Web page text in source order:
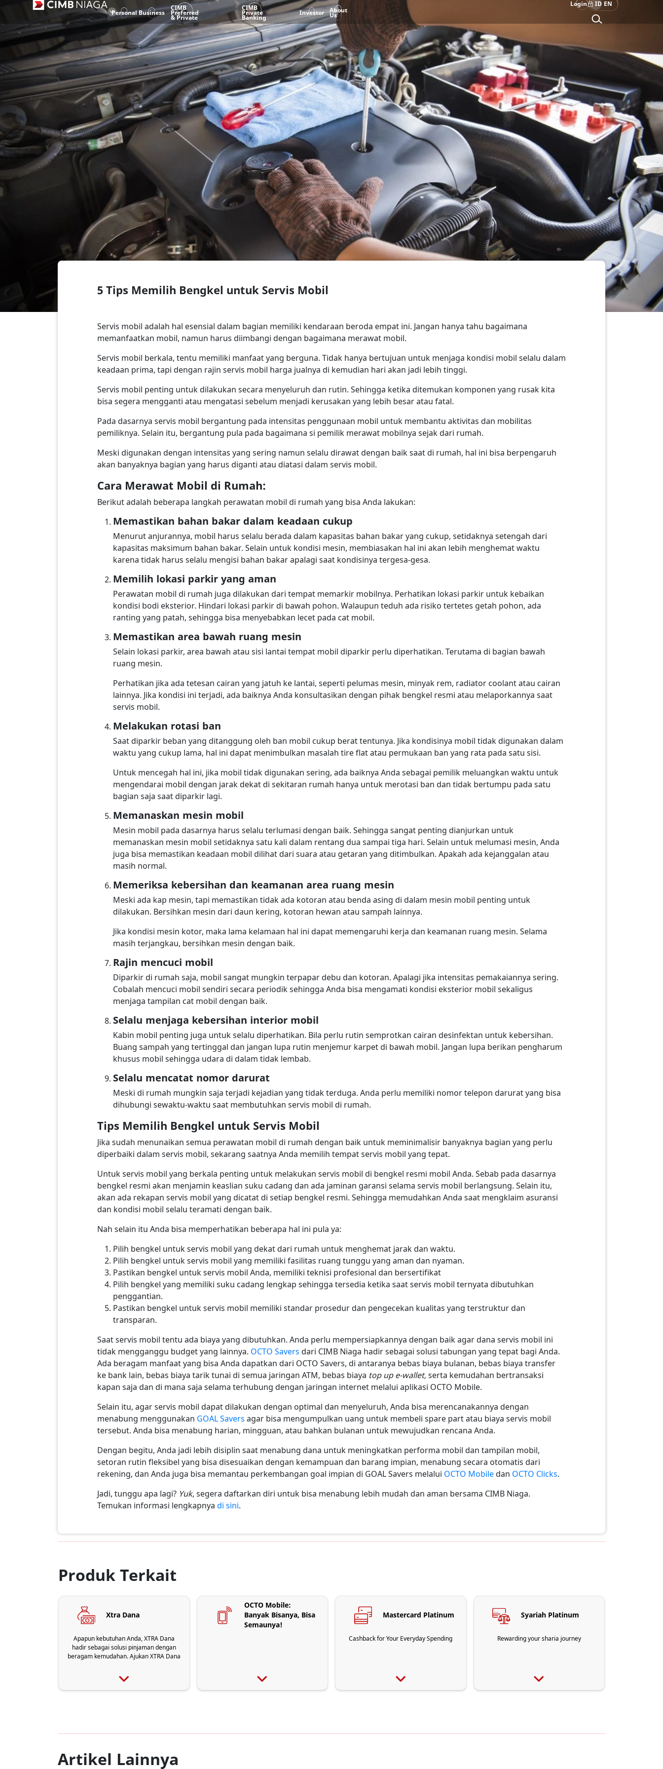
Personal Business
CIMB
Preferred
& Private
CIMB
Private
Banking
Investor About
Us
Login ID EN
5 Tips Memilih Bengkel untuk Servis Mobil
Servis mobil adalah hal esensial dalam bagian memiliki kendaraan beroda empat ini. Jangan hanya tahu bagaimana
memanfaatkan mobil, namun harus diimbangi dengan bagaimana merawat mobil.
Servis mobil berkala, tentu memiliki manfaat yang berguna. Tidak hanya bertujuan untuk menjaga kondisi mobil selalu dalam
keadaan prima, tapi dengan rajin servis mobil harga jualnya di kemudian hari akan jadi lebih tinggi.
Servis mobil penting untuk dilakukan secara menyeluruh dan rutin. Sehingga ketika ditemukan komponen yang rusak kita
bisa segera mengganti atau mengatasi sebelum menjadi kerusakan yang lebih besar atau fatal.
Pada dasarnya servis mobil bergantung pada intensitas penggunaan mobil untuk membantu aktivitas dan mobilitas
pemiliknya. Selain itu, bergantung pula pada bagaimana si pemilik merawat mobilnya sejak dari rumah.
Meski digunakan dengan intensitas yang sering namun selalu dirawat dengan baik saat di rumah, hal ini bisa berpengaruh
akan banyaknya bagian yang harus diganti atau diatasi dalam servis mobil.
Cara Merawat Mobil di Rumah:
Berikut adalah beberapa langkah perawatan mobil di rumah yang bisa Anda lakukan:
Memastikan bahan bakar dalam keadaan cukup
Menurut anjurannya, mobil harus selalu berada dalam kapasitas bahan bakar yang cukup, setidaknya setengah dari
kapasitas maksimum bahan bakar. Selain untuk kondisi mesin, membiasakan hal ini akan lebih menghemat waktu
karena tidak harus selalu mengisi bahan bakar apalagi saat kondisinya tergesa-gesa.
Memilih lokasi parkir yang aman
Perawatan mobil di rumah juga dilakukan dari tempat memarkir mobilnya. Perhatikan lokasi parkir untuk kebaikan
kondisi bodi eksterior. Hindari lokasi parkir di bawah pohon. Walaupun teduh ada risiko tertetes getah pohon, ada
ranting yang patah, sehingga bisa menyebabkan lecet pada cat mobil.
Memastikan area bawah ruang mesin
Selain lokasi parkir, area bawah atau sisi lantai tempat mobil diparkir perlu diperhatikan. Terutama di bagian bawah
ruang mesin.
Perhatikan jika ada tetesan cairan yang jatuh ke lantai, seperti pelumas mesin, minyak rem, radiator coolant atau cairan
lainnya. Jika kondisi ini terjadi, ada baiknya Anda konsultasikan dengan pihak bengkel resmi atau melaporkannya saat
servis mobil.
Melakukan rotasi ban
Saat diparkir beban yang ditanggung oleh ban mobil cukup berat tentunya. Jika kondisinya mobil tidak digunakan dalam
waktu yang cukup lama, hal ini dapat menimbulkan masalah tire flat atau permukaan ban yang rata pada satu sisi.
Untuk mencegah hal ini, jika mobil tidak digunakan sering, ada baiknya Anda sebagai pemilik meluangkan waktu untuk
mengendarai mobil dengan jarak dekat di sekitaran rumah hanya untuk merotasi ban dan tidak bertumpu pada satu
bagian saja saat diparkir lagi.
Memanaskan mesin mobil
Mesin mobil pada dasarnya harus selalu terlumasi dengan baik. Sehingga sangat penting dianjurkan untuk
memanaskan mesin mobil setidaknya satu kali dalam rentang dua sampai tiga hari. Selain untuk melumasi mesin, Anda
juga bisa memastikan keadaan mobil dilihat dari suara atau getaran yang ditimbulkan. Apakah ada kejanggalan atau
masih normal.
Memeriksa kebersihan dan keamanan area ruang mesin
Meski ada kap mesin, tapi memastikan tidak ada kotoran atau benda asing di dalam mesin mobil penting untuk
dilakukan. Bersihkan mesin dari daun kering, kotoran hewan atau sampah lainnya.
Jika kondisi mesin kotor, maka lama kelamaan hal ini dapat memengaruhi kerja dan keamanan ruang mesin. Selama
masih terjangkau, bersihkan mesin dengan baik.
Rajin mencuci mobil
Diparkir di rumah saja, mobil sangat mungkin terpapar debu dan kotoran. Apalagi jika intensitas pemakaiannya sering.
Cobalah mencuci mobil sendiri secara periodik sehingga Anda bisa mengamati kondisi eksterior mobil sekaligus
menjaga tampilan cat mobil dengan baik.
Selalu menjaga kebersihan interior mobil
Kabin mobil penting juga untuk selalu diperhatikan. Bila perlu rutin semprotkan cairan desinfektan untuk kebersihan.
Buang sampah yang tertinggal dan jangan lupa rutin menjemur karpet di bawah mobil. Jangan lupa berikan pengharum
khusus mobil sehingga udara di dalam tidak lembab.
Selalu mencatat nomor darurat
Meski di rumah mungkin saja terjadi kejadian yang tidak terduga. Anda perlu memiliki nomor telepon darurat yang bisa
dihubungi sewaktu-waktu saat membutuhkan servis mobil di rumah.
Tips Memilih Bengkel untuk Servis Mobil
Jika sudah menunaikan semua perawatan mobil di rumah dengan baik untuk meminimalisir banyaknya bagian yang perlu
diperbaiki dalam servis mobil, sekarang saatnya Anda memilih tempat servis mobil yang tepat.
Untuk servis mobil yang berkala penting untuk melakukan servis mobil di bengkel resmi mobil Anda. Sebab pada dasarnya
bengkel resmi akan menjamin keaslian suku cadang dan ada jaminan garansi selama servis mobil berlangsung. Selain itu,
akan ada rekapan servis mobil yang dicatat di setiap bengkel resmi. Sehingga memudahkan Anda saat mengklaim asuransi
dan kondisi mobil selalu teramati dengan baik.
Nah selain itu Anda bisa memperhatikan beberapa hal ini pula ya:
Pilih bengkel untuk servis mobil yang dekat dari rumah untuk menghemat jarak dan waktu.
Pilih bengkel untuk servis mobil yang memiliki fasilitas ruang tunggu yang aman dan nyaman.
Pastikan bengkel untuk servis mobil Anda, memiliki teknisi profesional dan bersertifikat
Pilih bengkel yang memiliki suku cadang lengkap sehingga tersedia ketika saat servis mobil ternyata dibutuhkan
penggantian.
Pastikan bengkel untuk servis mobil memiliki standar prosedur dan pengecekan kualitas yang terstruktur dan
transparan.
Saat servis mobil tentu ada biaya yang dibutuhkan. Anda perlu mempersiapkannya dengan baik agar dana servis mobil ini
tidak mengganggu budget yang lainnya. OCTO Savers dari CIMB Niaga hadir sebagai solusi tabungan yang tepat bagi Anda.
Ada beragam manfaat yang bisa Anda dapatkan dari OCTO Savers, di antaranya bebas biaya bulanan, bebas biaya transfer
ke bank lain, bebas biaya tarik tunai di semua jaringan ATM, bebas biaya top up e-wallet,serta kemudahan bertransaksi
kapan saja dan di mana saja selama terhubung dengan jaringan internet melalui aplikasi OCTO Mobile.
Selain itu, agar servis mobil dapat dilakukan dengan optimal dan menyeluruh, Anda bisa merencanakannya dengan
menabung menggunakan GOAL Savers agar bisa mengumpulkan uang untuk membeli spare part atau biaya servis mobil
tersebut. Anda bisa menabung harian, mingguan, atau bahkan bulanan untuk mewujudkan rencana Anda.
Dengan begitu, Anda jadi lebih disiplin saat menabung dana untuk meningkatkan performa mobil dan tampilan mobil,
setoran rutin fleksibel yang bisa disesuaikan dengan kemampuan dan barang impian, menabung secara otomatis dari
rekening, dan Anda juga bisa memantau perkembangan goal impian di GOAL Savers melalui OCTO Mobiledan OCTO Clicks.
Jadi, tunggu apa lagi? Yuk, segera daftarkan diri untuk bisa menabung lebih mudah dan aman bersama CIMB Niaga.
Temukan informasi lengkapnya di sini.
Produk Terkait
Xtra Dana
Apapun kebutuhan Anda, XTRA Dana
hadir sebagai solusi pinjaman dengan
beragam kemudahan. Ajukan XTRA Dana
OCTO Mobile:
Banyak Bisanya, Bisa
Semaunya!
Mastercard Platinum
Cashback for Your Everyday Spending
Syariah Platinum
Rewarding your sharia journey
Artikel Lainnya